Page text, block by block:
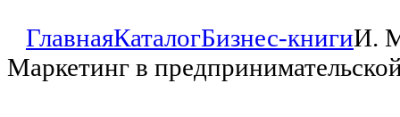
ГлавнаяКаталогБизнес-книгиИ.
Маркетинг в